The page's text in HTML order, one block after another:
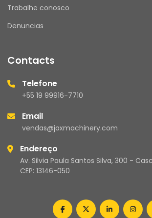
JAX MACHINERY – Brasil
Trabalhe conosco
Denuncias
Contacts
Telefone
+55 19 99916-7710
Email
vendas@jaxmachinery.com
Endereço
Av. Silvia Paula Santos Silva, 300 -
CEP: 13146-050
facebooktwitterlinkedin